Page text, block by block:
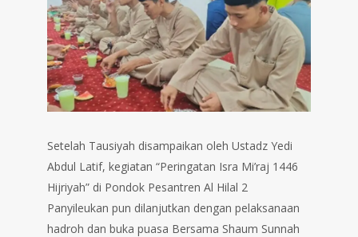
Setelah Tausiyah disampaikan oleh Ustadz Yedi
Abdul Latif, kegiatan “Peringatan Isra Mi’raj 1446
Hijriyah” di Pondok Pesantren Al Hilal 2
Panyileukan pun dilanjutkan dengan pelaksanaan
hadroh dan buka puasa Bersama Shaum Sunnah